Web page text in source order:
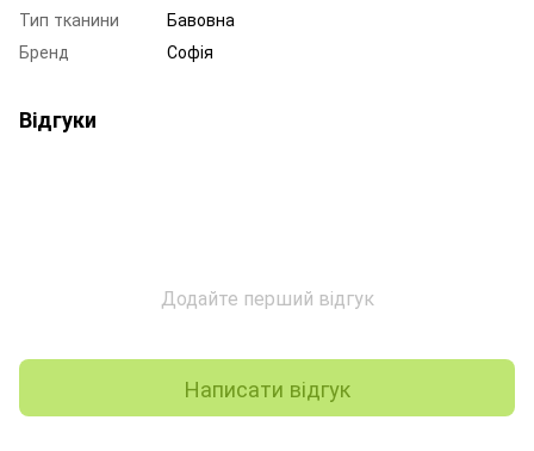
Тип тканини
Бавовна
Бренд
Софія
Відгуки
Додайте перший відгук
Написати відгук